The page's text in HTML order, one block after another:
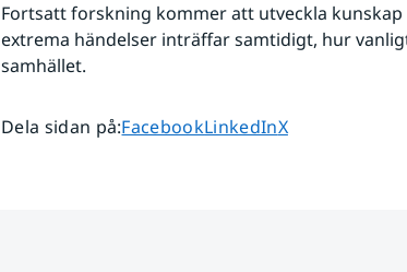
Fortsatt forskning kommer att utveckla
extrema händelser inträffar samtidigt, hur
samhället.
Dela sidan på:Dela sidan på
FacebookDela sidan på
LinkedInDela sidan på
X